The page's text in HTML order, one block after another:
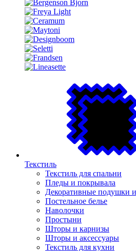
Текстиль
Текстиль для спальни
Пледы и покрывала
Декоративные подушки
Постельное белье
Наволочки
Простыни
Шторы и карнизы
Шторы и аксессуары
Текстиль для кухни